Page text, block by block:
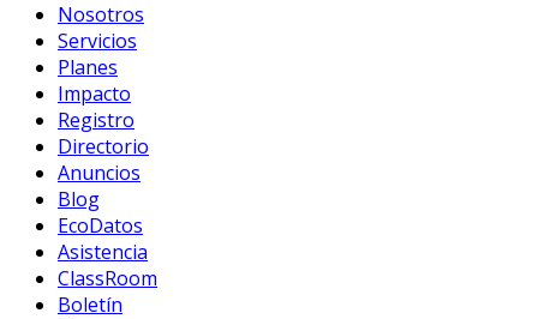
Nosotros
Servicios
Planes
Impacto
Registro
Directorio
Anuncios
Blog
EcoDatos
Asistencia
ClassRoom
Boletín